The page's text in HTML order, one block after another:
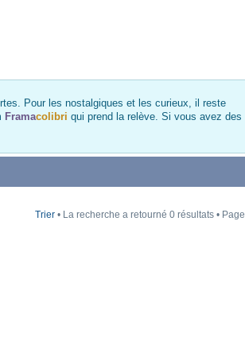
Pour les nostalgiques et les curieux, il reste
Framacolibri qui prend la relève. Si vous avez des
Trier • La recherche a retourné 0 résultats • Page